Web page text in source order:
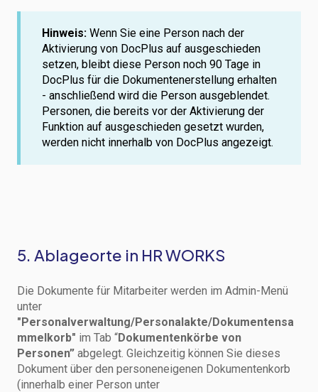
Hinweis: Wenn Sie eine Person nach der
Aktivierung von DocPlus auf ausgeschieden
setzen, bleibt diese Person noch 90 Tage in
DocPlus für die Dokumentenerstellung erhalten
- anschließend wird die Person ausgeblendet.
Personen, die bereits vor der Aktivierung der
Funktion auf ausgeschieden gesetzt wurden,
werden nicht innerhalb von DocPlus angezeigt.
5. Ablageorte in HR WORKS
Die Dokumente für Mitarbeiter werden im Admin-Menü
unter
"Personalverwaltung/Personalakte/Dokumentensa
mmelkorb" im Tab “Dokumentenkörbe von
Personen” abgelegt. Gleichzeitig können Sie dieses
Dokument über den personeneigenen Dokumentenkorb
(innerhalb einer Person unter